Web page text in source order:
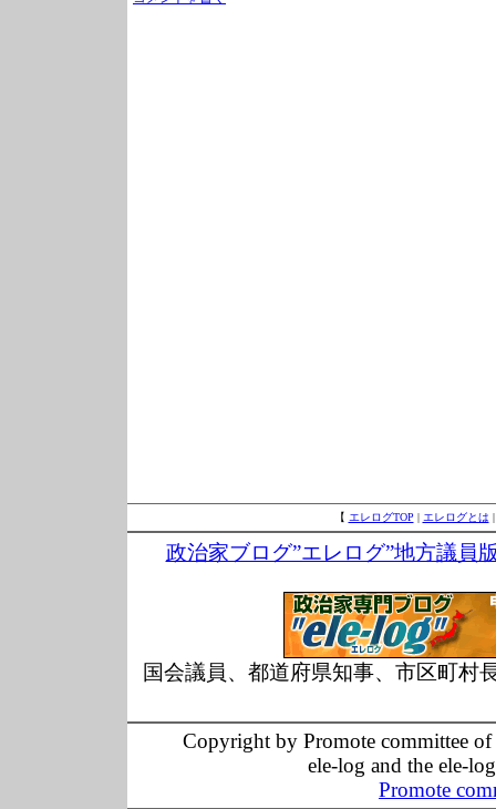
【 エレログTOP | エレログとは
政治家ブログ”エレログ”地方議員
国会議員、都道府県知事、市区町村
Copyright by Promote committee
ele-log and the ele-
Promote